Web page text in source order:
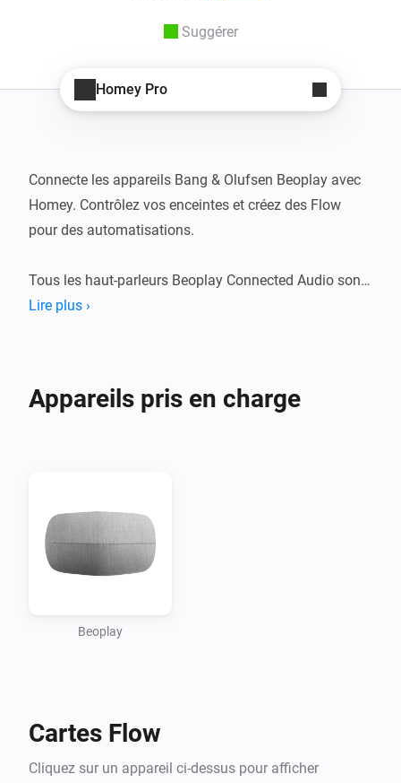
Suggérer
Homey Pro
Connecte les appareils Bang & Olufsen Beoplay avec
Homey. Contrôlez vos enceintes et créez des Flow
pour des automatisations.
Tous les haut-parleurs Beoplay Connected Audio sont
pris en charge.
Lire plus ›
Appareils pris en charge
Beoplay
Cartes Flow
Cliquez sur un appareil ci-dessus pour afficher